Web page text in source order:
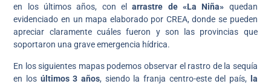
en los últimos años, con elarrastre de «La Niña» quedan
evidenciado en un mapa elaborado por CREA, donde se pueden
apreciar claramente cuáles fueron y son las provincias que
soportaron una grave emergencia hídrica.
En los siguientes mapas podemos observar el rastro de la sequía
en los últimos 3 años, siendo la franja centro-este del país, la